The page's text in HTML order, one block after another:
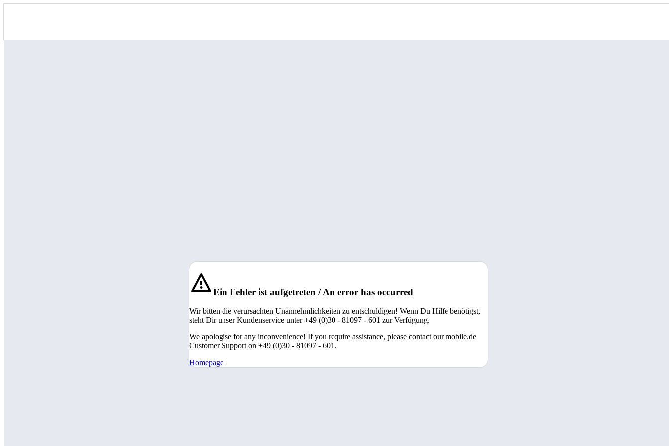
Ein Fehler ist aufgetreten / An error has occurred
Wir bitten die verursachten Unannehmlichkeiten zu entschuldigen! Wenn Du Hilfe benötigst,
steht Dir unser Kundenservice unter +49 (0)30 - 81097 - 601 zur Verfügung.
We apologise for any inconvenience! If you require assistance, please contact our mobile.de
Customer Support on +49 (0)30 - 81097 - 601.
Homepage